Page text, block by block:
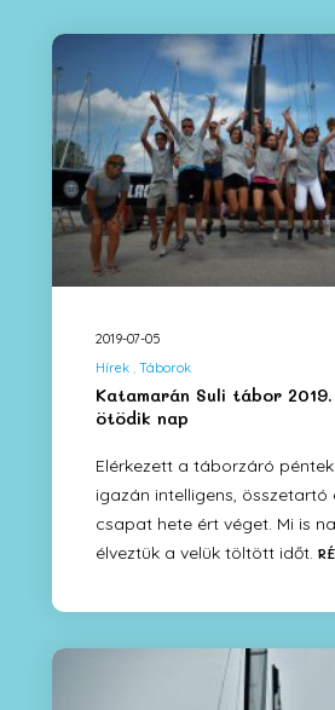
2019-07-05
Hírek
Táborok
Katamarán Suli tábor
ötödik nap
Elérkezett a táborzáró
igazán intelligens, összetartó
csapat hete ért véget. Mi is
élveztük a velük töltött időt.